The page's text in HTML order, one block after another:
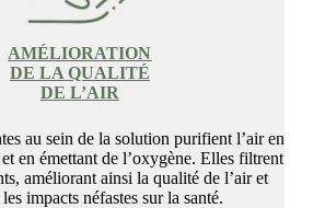
AMÉLIORATION
DE LA QUALITÉ
DE L’AIR
au sein de la solution purifient l’air en
en émettant de l’oxygène. Elles filtrent
améliorant ainsi la qualité de l’air et
impacts néfastes sur la santé.